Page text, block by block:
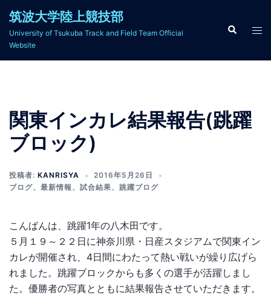
筑波大学陸上競技部
University of Tsukuba Track and Field Team Official
Website
検
索
ト
ル
ー
関東インカレ結果報告(跳躍
ブロック)
投稿者: KANRISYA
2016年5月26日
ブログ、 最新情報 、 試合結果、 跳躍ブログ
こんばんは、跳躍1年の八木田です。
５月１９～２２日に神奈川県・日産スタジアムで関東イン
カレが開催され、4日間にわたって熱い戦いが繰り広げら
れました。跳躍ブロックからも多くの選手が活躍しまし
た。優勝者の写真とともに結果報告させていただきます。